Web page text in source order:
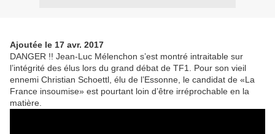
Ajoutée le 17 avr. 2017
DANGER !! Jean-Luc Mélenchon s’est montré intraitable sur
l’intégrité des élus lors du grand débat de TF1. Pour son vieil
ennemi Christian Schoettl, élu de l’Essonne, le candidat de «La
France insoumise» est pourtant loin d’être irréprochable en la
matière.